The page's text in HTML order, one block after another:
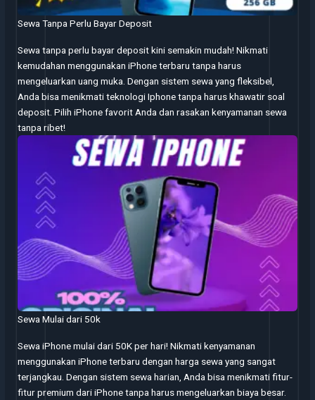
Sewa Tanpa Perlu Bayar Deposit
Sewa tanpa perlu bayar deposit kini semakin mudah! Nikmati
kemudahan menggunakan iPhone terbaru tanpa harus
mengeluarkan uang muka. Dengan sistem sewa yang fleksibel,
Anda bisa menikmati teknologi Iphone tanpa harus khawatir soal
deposit. Pilih iPhone favorit Anda dan rasakan kenyamanan sewa
tanpa ribet!
Sewa Mulai dari 50k
Sewa iPhone mulai dari 50K per hari! Nikmati kenyamanan
menggunakan iPhone terbaru dengan harga sewa yang sangat
terjangkau. Dengan sistem sewa harian, Anda bisa menikmati fitur-
fitur premium dari iPhone tanpa harus mengeluarkan biaya besar.